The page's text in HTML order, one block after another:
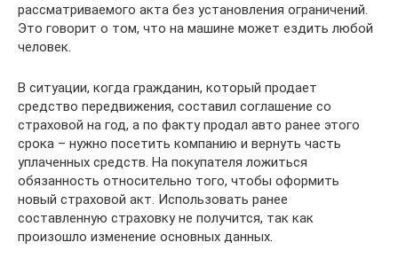
рассматриваемого акта без установления ограничений.
Это говорит о том, что на машине может ездить любой
человек.
В ситуации, когда гражданин, который продает
средство передвижения, составил соглашение со
страховой на год, а по факту продал авто ранее этого
срока – нужно посетить компанию и вернуть часть
уплаченных средств. На покупателя ложиться
обязанность относительно того, чтобы оформить
новый страховой акт. Использовать ранее
составленную страховку не получится, так как
произошло изменение основных данных.